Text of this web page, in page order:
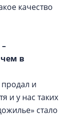
качество
в
и
и у нас таких
стало